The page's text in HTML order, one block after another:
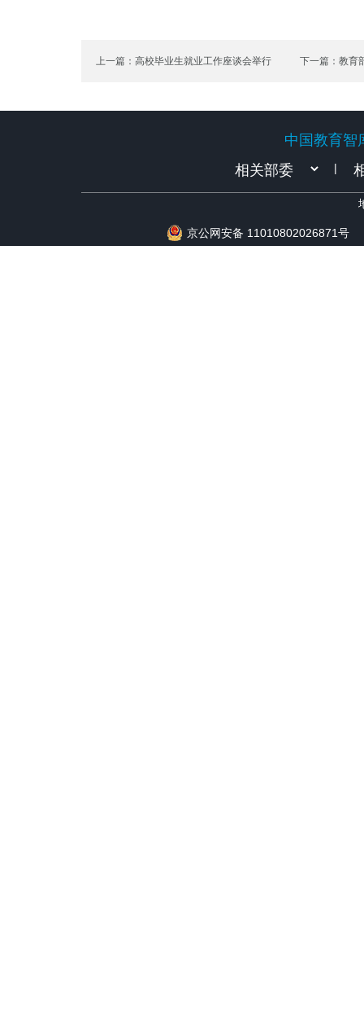
上一篇：高校毕业生就业工作座谈会举行 下一篇：教育
中国教育智
|
京公网安备 11010802026871号